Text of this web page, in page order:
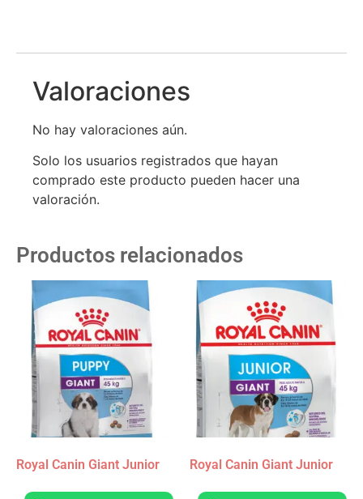
Valoraciones
No hay valoraciones aún.
Solo los usuarios registrados que hayan
comprado este producto pueden hacer una
valoración.
Productos relacionados
Royal Canin Giant Junior Royal Canin Giant Junior